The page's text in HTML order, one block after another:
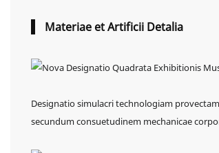
Materiae et Artificii Detalia
Designatio simulacri technologiam
secundum consuetudinem mechanicae